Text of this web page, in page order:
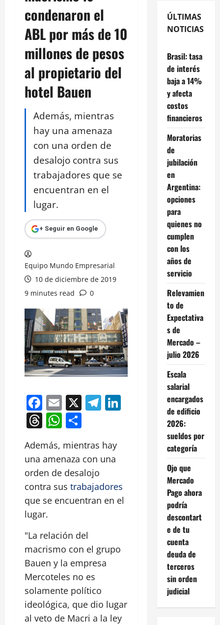
condenaron el
ABL por más de 10
millones de pesos
al propietario del
hotel Bauen
Además, mientras
hay una amenaza
con una orden de
desalojo contra sus
trabajadores que se
encuentran en el
lugar.
+ Seguir en Google
Equipo Mundo Empresarial
10 de diciembre de 2019
9 minutes read
0
Facebook
Email
X Telegram
LinkedIn
Threads
WhatsApp
Además, mientras hay
una amenaza con una
orden de desalojo
contra sus trabajadores
que se encuentran en el
lugar.
"La relación del
macrismo con el grupo
Bauen y la empresa
Mercoteles no es
solamente político
ideológica, que dio lugar
al veto de Macri a la ley
ÚLTIMAS
NOTICIAS
Brasil: tasa
de interés
baja a 14%
y afecta
costos
financieros
Moratorias
de
jubilación
en
Argentina:
opciones
para
quienes no
cumplen
con los
años de
servicio
Relevamien
to de
Expectativa
s de
Mercado –
julio 2026
Escala
salarial
encargados
de edificio
2026:
sueldos por
categoría
Ojo que
Mercado
Pago ahora
podría
descontart
e de tu
cuenta
deuda de
terceros
sin orden
judicial